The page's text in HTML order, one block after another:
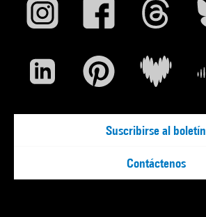
Suscribirse al boletín
Contáctenos